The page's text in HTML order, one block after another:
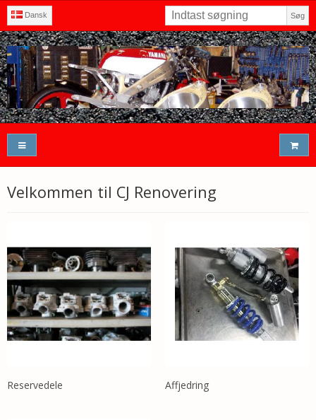
Dansk Søg
Velkommen til CJ Renovering
Reservedele Affjedring